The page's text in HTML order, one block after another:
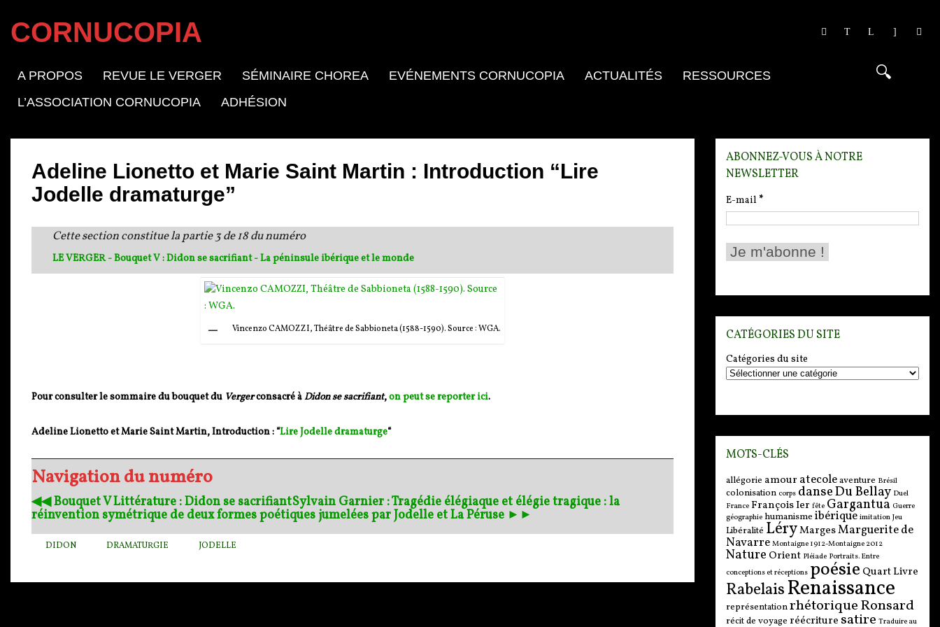
CORNUCOPIA
A PROPOS REVUE LE VERGER SÉMINAIRE CHOREA EVÉNEMENTS CORNUCOPIA ACTUALITÉS
RESSOURCES
L’ASSOCIATION CORNUCOPIA
ADHÉSION
Adeline Lionetto et Marie Saint Martin : Introduction “Lire
Jodelle dramaturge”
Cette section constitue la partie 3 de 18 du numéro
LE VERGER - Bouquet V : Didon se sacrifiant - La péninsule ibérique et le monde
Vincenzo CAMOZZI, Théâtre de Sabbioneta (1588-1590). Source : WGA.
Pour consulter le sommaire du bouquet du Vergerconsacré àDidon se sacrifiant,on peut se reporter ici.
Adeline Lionetto et Marie Saint Martin, Introduction : “Lire Jodelle dramaturge“
Navigation du numéro
◀︎◀︎ Bouquet V Littérature : Didon se sacrifiantSylvain Garnier : Tragédie élégiaque et élégie tragique : la
réinvention symétrique de deux formes poétiques jumelées par Jodelle et La Péruse ►►
DIDON DRAMATURGIE JODELLE
ABONNEZ-VOUS À NOTRE
NEWSLETTER
E-mail *
CATÉGORIES DU SITE
Catégories du site
MOTS-CLÉS
allégorie amour atecoleaventure Brésil
colonisation corps danseDu Bellay Duel
France François Ier fête Gargantua Guerre
géographie humanisme ibérique imitation Jeu
Libéralité LéryMargesMarguerite de
Navarre Montaigne 1912-Montaigne 2012
Nature Orient Pléiade Portraits. Entre
conceptions et réceptions poésie Quart Livre
RabelaisRenaissance
représentationrhétoriqueRonsard
récit de voyage réécriture satire Traduire au